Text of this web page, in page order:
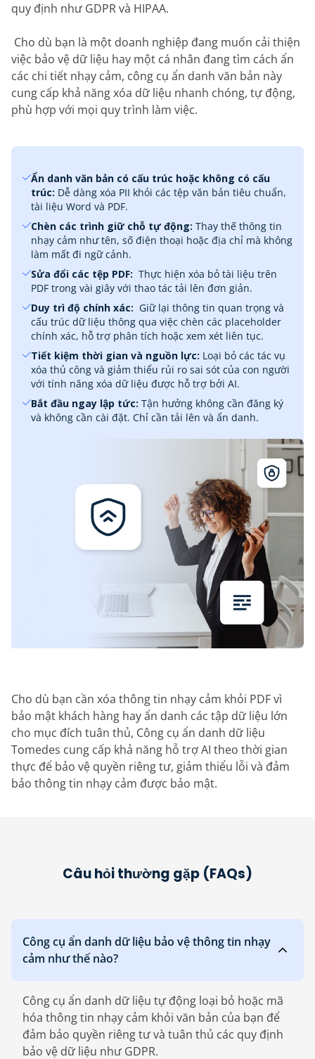
quy định như GDPR và HIPAA.
‎ Cho dù bạn là một doanh nghiệp đang muốn cải thiện
việc bảo vệ dữ liệu hay một cá nhân đang tìm cách ẩn
các chi tiết nhạy cảm, công cụ ẩn danh văn bản này
cung cấp khả năng xóa dữ liệu nhanh chóng, tự động,
phù hợp với mọi quy trình làm việc.
Ẩn danh văn bản có cấu trúc hoặc không có cấu
trúc:‎ Dễ dàng xóa PII khỏi các tệp văn bản tiêu chuẩn,
tài liệu Word và PDF.
Chèn các trình giữ chỗ tự động: Thay thế thông tin
nhạy cảm như tên, số điện thoại hoặc địa chỉ mà không
làm mất đi ngữ cảnh.
Sửa đổi các tệp PDF: ‎ Thực hiện xóa bỏ tài liệu trên
PDF trong vài giây với thao tác tải lên đơn giản.
Duy trì độ chính xác: ‎ Giữ lại thông tin quan trọng và
cấu trúc dữ liệu thông qua việc chèn các placeholder
chính xác, hỗ trợ phân tích hoặc xem xét liên tục.
Tiết kiệm thời gian và nguồn lực: Loại bỏ các tác vụ
xóa thủ công và giảm thiểu rủi ro sai sót của con người
với tính năng xóa dữ liệu được hỗ trợ bởi AI.
Bắt đầu ngay lập tức: Tận hưởng không cần đăng ký
và không cần cài đặt. Chỉ cần tải lên và ẩn danh.
Cho dù bạn cần xóa thông tin nhạy cảm khỏi PDF vì
bảo mật khách hàng hay ẩn danh các tập dữ liệu lớn
cho mục đích tuân thủ, Công cụ ẩn danh dữ liệu
Tomedes cung cấp khả năng hỗ trợ AI theo thời gian
thực để bảo vệ quyền riêng tư, giảm thiểu lỗi và đảm
bảo thông tin nhạy cảm được bảo mật.
Câu hỏi thường gặp (FAQs)
Công cụ ẩn danh dữ liệu bảo vệ thông tin nhạy
cảm như thế nào?
Công cụ ẩn danh dữ liệu tự động loại bỏ hoặc mã
hóa thông tin nhạy cảm khỏi văn bản của bạn để
đảm bảo quyền riêng tư và tuân thủ các quy định
bảo vệ dữ liệu như GDPR.